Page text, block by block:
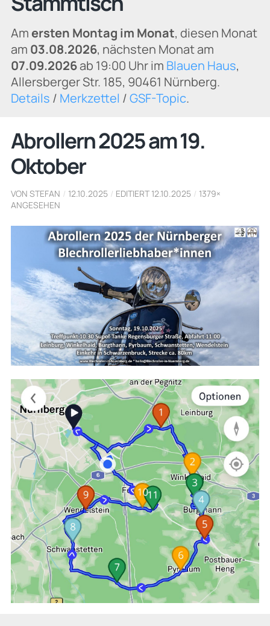
Amersten Montag im Monat, diesen Monat
am 03.08.2026, nächsten Monat am
07.09.2026ab 19:00 Uhr im Blauen Haus,
Allersberger Str. 185, 90461 Nürnberg.
Details / Merkzettel /GSF-Topic.
Abrollern 2025 am 19.
Oktober
VON STEFAN / 12.10.2025 / EDITIERT 12.10.2025 / 1379×
ANGESEHEN